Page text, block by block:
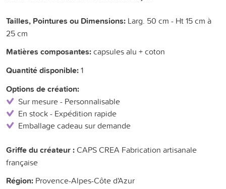
Tailles, Pointures ou Dimensions: Larg. 50 cm - Ht 15 cm à
25 cm
Matières composantes:capsules alu + coton
Quantité disponible:1
Options de création:
Sur mesure - Personnalisable
En stock - Expédition rapide
Emballage cadeau sur demande
Griffe du créateur :CAPS CREA Fabrication artisanale
française
Région: Provence-Alpes-Côte d'Azur